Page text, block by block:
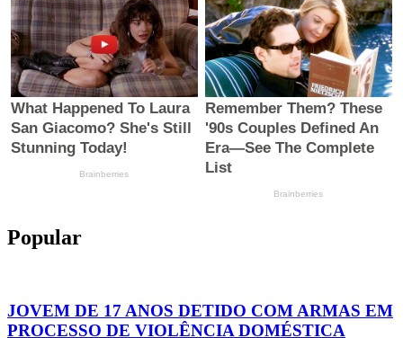
Popular
JOVEM DE 17 ANOS DETIDO COM ARMAS EM
PROCESSO DE VIOLÊNCIA DOMÉSTICA